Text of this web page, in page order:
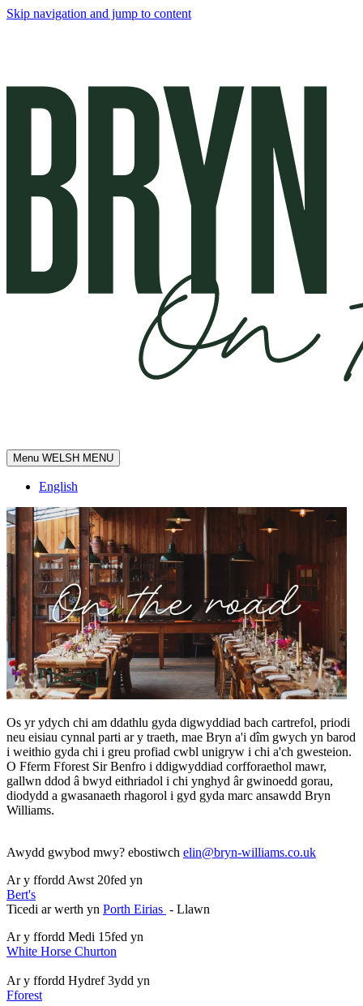
Skip navigation and jump to content
Menu WELSH MENU
English
Os yr ydych chi am ddathlu gyda digwyddiad bach cartrefol, priodi
neu eisiau cynnal parti ar y traeth, mae Bryn a'i dîm gwych yn barod
i weithio gyda chi i greu profiad cwbl unigryw i chi a'ch gwesteion.
O Fferm Fforest Sir Benfro i ddigwyddiad corfforaethol mawr,
gallwn ddod â bwyd eithriadol i chi ynghyd âr gwinoedd gorau,
diodydd a gwasanaeth rhagorol i gyd gyda marc ansawdd Bryn
Williams.
Awydd gwybod mwy? ebostiwch elin@bryn-williams.co.uk
Ar y ffordd Awst 20fed yn
Bert's
Ticedi ar werth yn Porth Eirias - Llawn
Ar y ffordd Medi 15fed yn
White Horse Churton
Ar y ffordd Hydref 3ydd yn
Fforest